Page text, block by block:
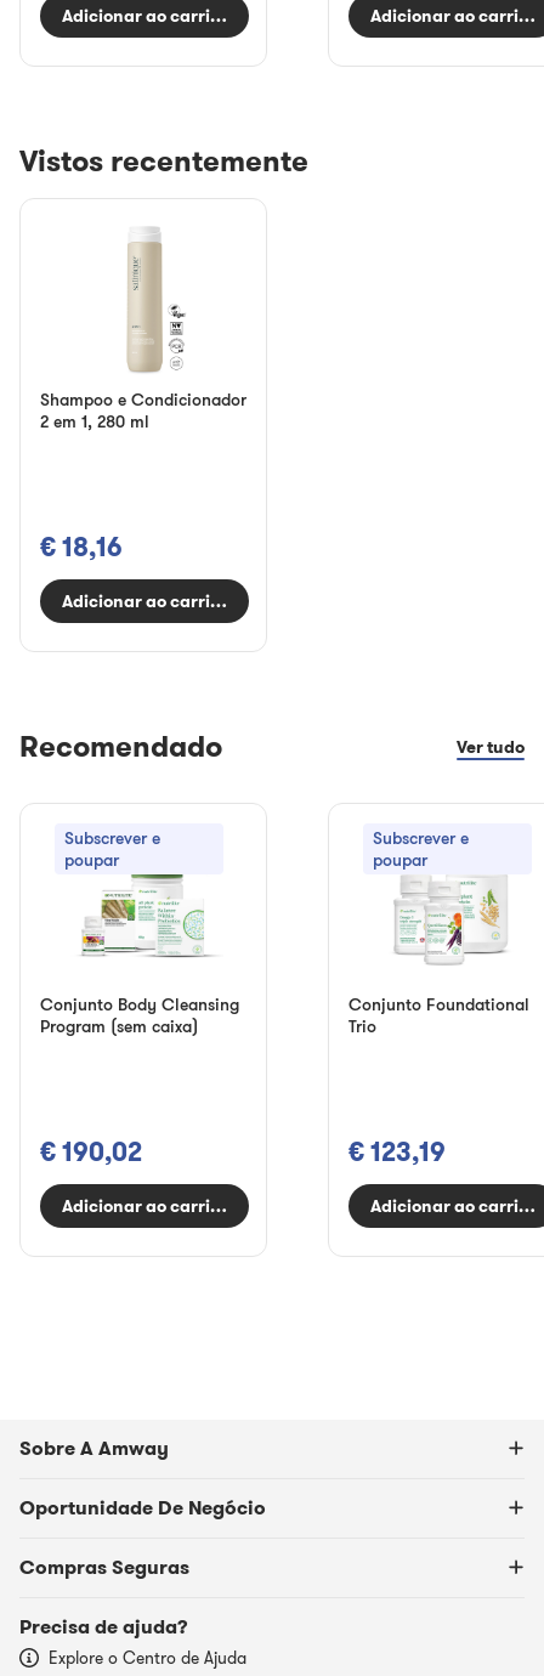
Adicionar ao carrinho Adicionar ao
Vistos recentemente
Shampoo e Condicionador
2 em 1, 280 ml
€ 18,16
Adicionar ao carrinho
Recomendado Ver tudo
Subscrever e
poupar
Conjunto Body Cleansing
Program (sem caixa)
€ 190,02
Adicionar ao carrinho
Subscrever e
poupar
Conjunto Foundational
Trio
€ 123,19
Adicionar ao
Sobre A Amway
Oportunidade De Negócio
Compras Seguras
Precisa de ajuda?
Explore o Centro de Ajuda